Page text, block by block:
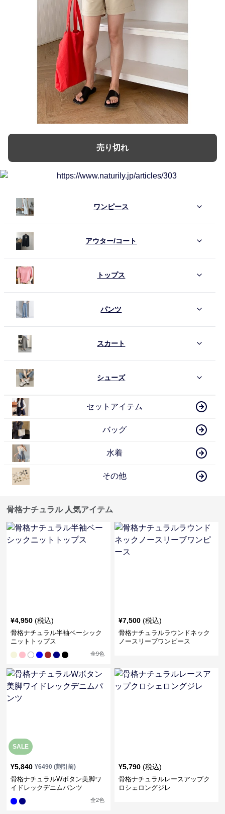
売り切れ
ワンピース
アウター/コート
トップス
パンツ
スカート
シューズ
セットアイテム
バッグ
水着
その他
骨格ナチュラル 人気アイテム
¥4,950 (税込)
骨格ナチュラル半袖ベーシック
ニットトップス
全9色
¥7,500 (税込)
骨格ナチュラルラウンドネック
ノースリーブワンピース
SALE
¥5,840 ¥6490(割引前)
骨格ナチュラルWボタン美脚ワ
イドレックデニムパンツ
全2色
¥5,790 (税込)
骨格ナチュラルレースアップク
ロシェロングジレ